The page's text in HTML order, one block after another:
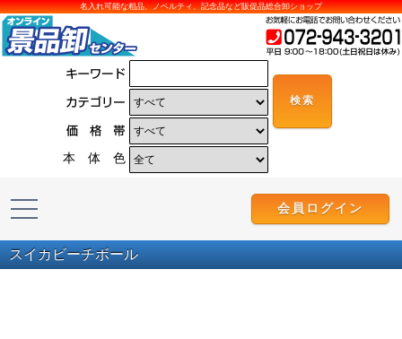
名入れ可能な粗品、ノベルティ、記念品など販促品総合卸ショップ
本 体 色
会員ログイン
スイカビーチボール